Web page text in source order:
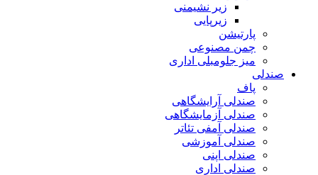
زیر نشیمنی
زیرپایی
پارتیشن
چمن مصنوعی
میز جلومبلی اداری
صندلی
پاف
صندلی آرایشگاهی
صندلی آزمایشگاهی
صندلی آمفی تئاتر
صندلی آموزشی
صندلی اپنی
صندلی اداری